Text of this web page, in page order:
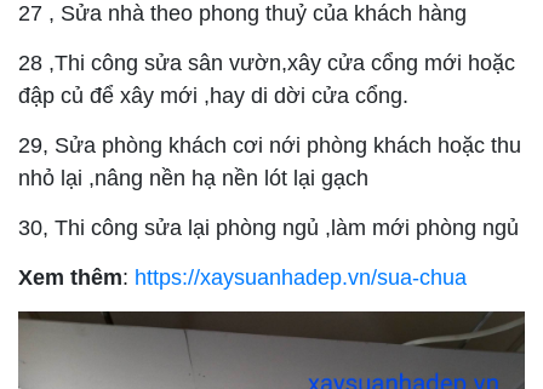
27 , Sửa nhà theo phong thuỷ của khách hàng
28 ,Thi công sửa sân vườn,xây cửa cổng mới hoặc
đập củ để xây mới ,hay di dời cửa cổng.
29, Sửa phòng khách cơi nới phòng khách hoặc thu
nhỏ lại ,nâng nền hạ nền lót lại gạch
30, Thi công sửa lại phòng ngủ ,làm mới phòng ngủ
Xem thêm: https://xaysuanhadep.vn/sua-chua